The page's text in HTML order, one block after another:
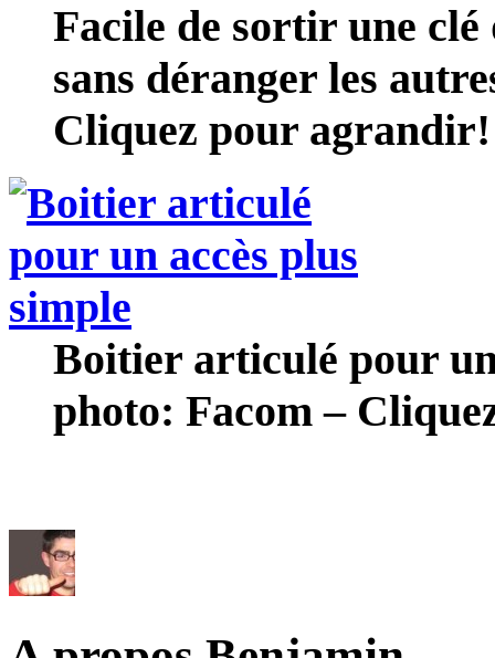
Facile de sortir une clé
sans déranger les
Cliquez pour agrandir!
Boitier articulé pour
photo: Facom –